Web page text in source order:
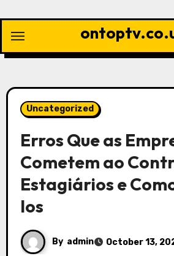
content
Uncategorized
Erros Que as
Cometem ao
Estagiários e
los
By admin October 13,